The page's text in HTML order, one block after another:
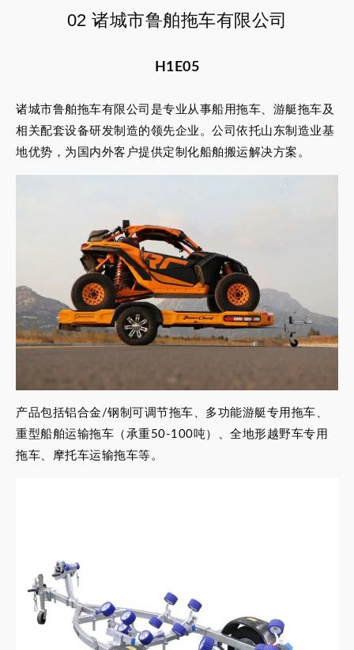
02 诸城市鲁舶拖车有限公司
H1E05
诸城市鲁舶拖车有限公司是专业从事船用拖车、游艇拖车及
相关配套设备研发制造的领先企业。公司依托山东制造业基
地优势，为国内外客户提供定制化船舶搬运解决方案。
产品包括铝合金/钢制可调节拖车、多功能游艇专用拖车、
重型船舶运输拖车（承重50-100吨）、全地形越野车专用
拖车、摩托车运输拖车等。